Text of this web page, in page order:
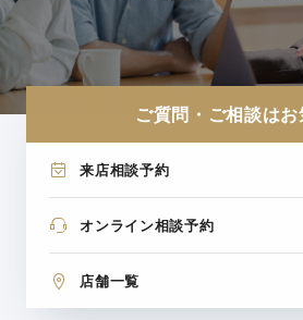
ご質問・ご相談はお
来店相談予約
オンライン相談予約
店舗一覧